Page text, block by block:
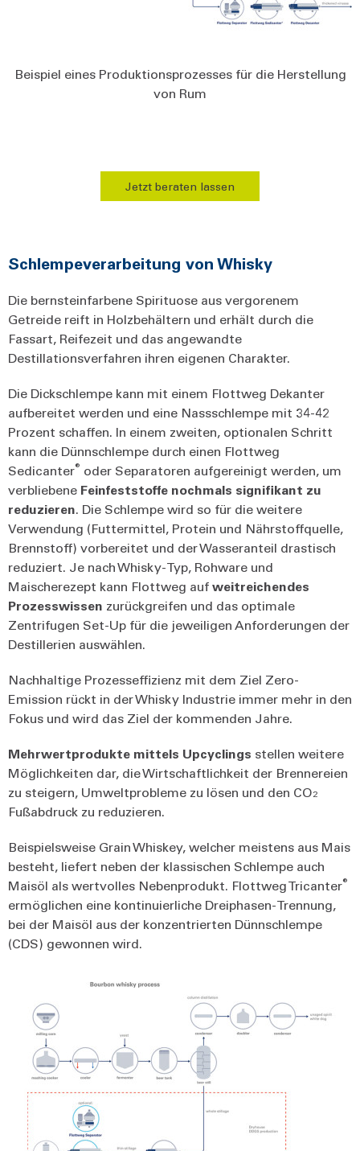
Beispiel eines Produktionsprozesses für die Herstellung
von Rum
Jetzt beraten lassen
Schlempeverarbeitung von Whisky
Die bernsteinfarbene Spirituose aus vergorenem
Getreide reift in Holzbehältern und erhält durch die
Fassart, Reifezeit und das angewandte
Destillationsverfahren ihren eigenen Charakter.
Die Dickschlempe kann mit einem Flottweg Dekanter
aufbereitet werden und eine Nassschlempe mit 34-42
Prozent schaffen. In einem zweiten, optionalen Schritt
kann die Dünnschlempe durch einen Flottweg
Sedicanter® oder Separatoren aufgereinigt werden, um
verbliebene Feinfeststoffe nochmals signifikant zu
reduzieren. Die Schlempe wird so für die weitere
Verwendung (Futtermittel, Protein und Nährstoffquelle,
Brennstoff) vorbereitet und der Wasseranteil drastisch
reduziert. Je nach Whisky-Typ, Rohware und
Maischerezept kann Flottweg aufweitreichendes
Prozesswissen zurückgreifen und das optimale
Zentrifugen Set-Up für die jeweiligen Anforderungen der
Destillerien auswählen.
Nachhaltige Prozesseffizienz mit dem Ziel Zero-
Emission rückt in der Whisky Industrie immer mehr in den
Fokus und wird das Ziel der kommenden Jahre.
Mehrwertprodukte mittels Upcyclings stellen weitere
Möglichkeiten dar, die Wirtschaftlichkeit der Brennereien
zu steigern, Umweltprobleme zu lösen und den CO₂
Fußabdruck zu reduzieren.
Beispielsweise Grain Whiskey, welcher meistens aus Mais
besteht, liefert neben der klassischen Schlempe auch
Maisöl als wertvolles Nebenprodukt. Flottweg Tricanter®
ermöglichen eine kontinuierliche Dreiphasen-Trennung,
bei der Maisöl aus der konzentrierten Dünnschlempe
(CDS) gewonnen wird.